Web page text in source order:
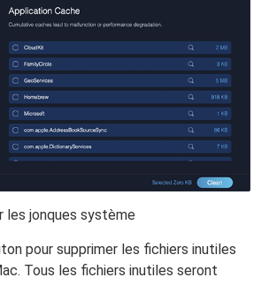
les jonques système
pour supprimer les fichiers inutiles
Tous les fichiers inutiles seront